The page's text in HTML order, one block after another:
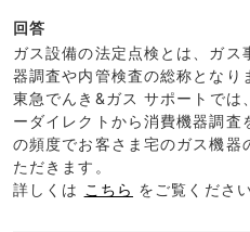
回答
ガス設備の法定点検とは、ガス
器調査や内管検査の総称となり
東急でんき&ガス サポートでは
ーダイレクトから消費機器調
の頻度でお客さま宅のガス機器
ただきます。
詳しくは こちら をご覧ください